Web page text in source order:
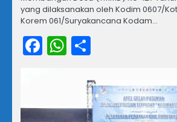
yang dilaksanakan oleh Kodim 0607/
Korem 061/Suryakancana Kodam…
Facebook
WhatsApp